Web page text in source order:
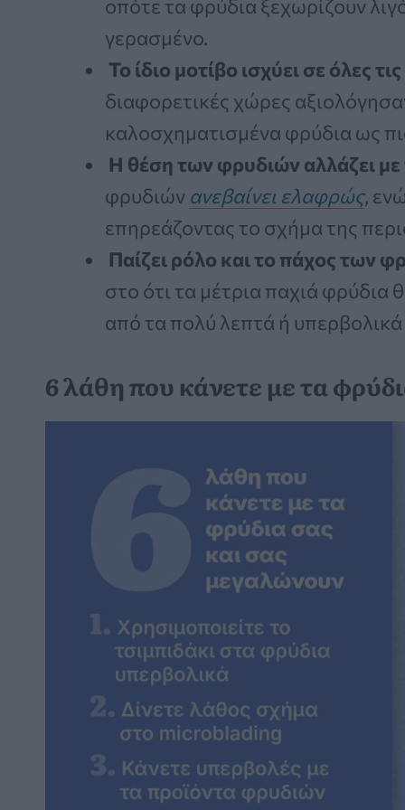
οπότε τα φρύδια ξεχωρίζουν
γερασμένο.
Το ίδιο μοτίβο ισχύει σε όλες
διαφορετικές χώρες
καλοσχηματισμένα φρύδια ως
Η θέση των φρυδιών αλλάζει με
φρυδιών ανεβαίνει ελαφρώς,
επηρεάζοντας το σχήμα της
Παίζει ρόλο και το πάχος των
στο ότι τα μέτρια παχιά φρύδια
από τα πολύ λεπτά ή υπερβολικά
6 λάθη που κάνετε με τα